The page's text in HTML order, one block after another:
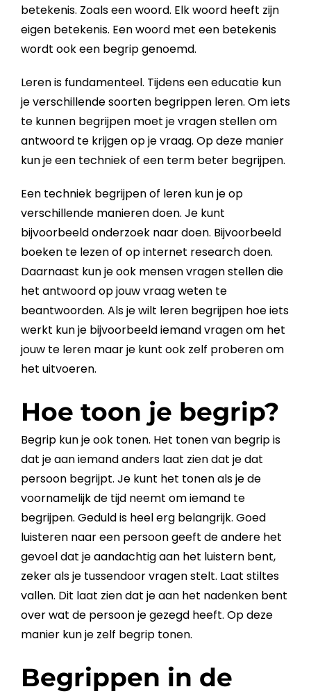
betekenis. Zoals een woord. Elk woord heeft zijn
eigen betekenis. Een woord met een betekenis
wordt ook een begripgenoemd.
Leren is fundamenteel. Tijdens een educatie kun
je verschillende soorten begrippen leren. Om iets
te kunnen begrijpen moet je vragen stellen om
antwoord te krijgen op je vraag. Op deze manier
kun je een techniek of een term beter begrijpen.
Een techniek begrijpen of leren kun je op
verschillende manieren doen. Je kunt
bijvoorbeeld onderzoek naar doen. Bijvoorbeeld
boeken te lezen of op internet research doen.
Daarnaast kun je ook mensen vragen stellen die
het antwoord op jouw vraag weten te
beantwoorden. Als je wilt leren begrijpen hoe iets
werkt kun je bijvoorbeeld iemand vragen om het
jouw te leren maar je kunt ook zelf proberen om
het uitvoeren.
Hoe toon je begrip?
Begripkun je ook tonen. Het tonen van begripis
dat je aan iemand anders laat zien dat je dat
persoon begrijpt. Je kunt het tonen als je de
voornamelijk de tijd neemt om iemand te
begrijpen. Geduld is heel erg belangrijk. Goed
luisteren naar een persoon geeft de andere het
gevoel dat je aandachtig aan het luistern bent,
zeker als je tussendoor vragen stelt. Laat stiltes
vallen. Dit laat zien dat je aan het nadenken bent
over wat de persoon je gezegd heeft. Op deze
manier kun je zelf begriptonen.
Begrippen in de